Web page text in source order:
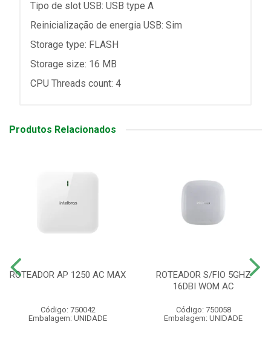
Tipo de slot USB: USB type A
Reinicialização de energia USB: Sim
Storage type: FLASH
Storage size: 16 MB
CPU Threads count: 4
Produtos Relacionados
ROTEADOR AP 1250 AC MAX
Código: 750042
Embalagem: UNIDADE
ROTEADOR S/FIO 5GHZ
16DBI WOM AC
Código: 750058
Embalagem: UNIDADE